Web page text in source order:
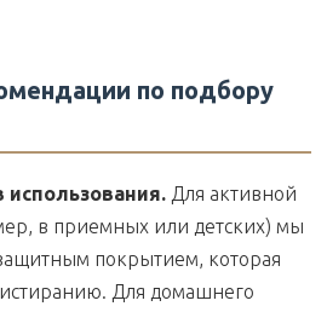
по подбору
использования. Для активной
в приемных или детских) мы
покрытием, которая
Для домашнего